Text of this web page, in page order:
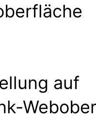
auf